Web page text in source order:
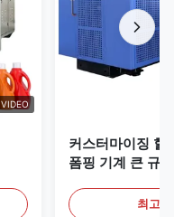
VIDEO
커스터마이징 할
폼핑 기계 큰 규
최고